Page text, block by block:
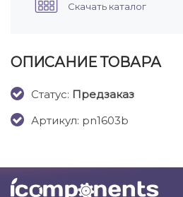
Скачать каталог
ОПИСАНИЕ ТОВАРА
Cтатус: Предзаказ
Артикул: pn1603b